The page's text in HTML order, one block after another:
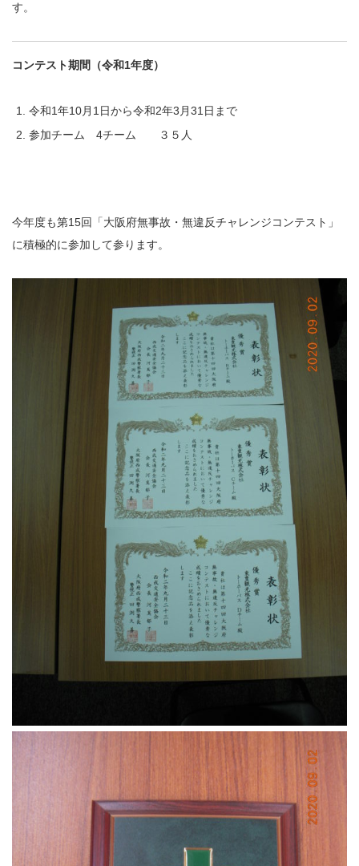
す。
コンテスト期間（令和1年度）
令和1年10月1日から令和2年3月31日まで
参加チーム 4チーム ３５人
今年度も第15回「大阪府無事故・無違反チャレンジコンテスト」
に積極的に参加して参ります。